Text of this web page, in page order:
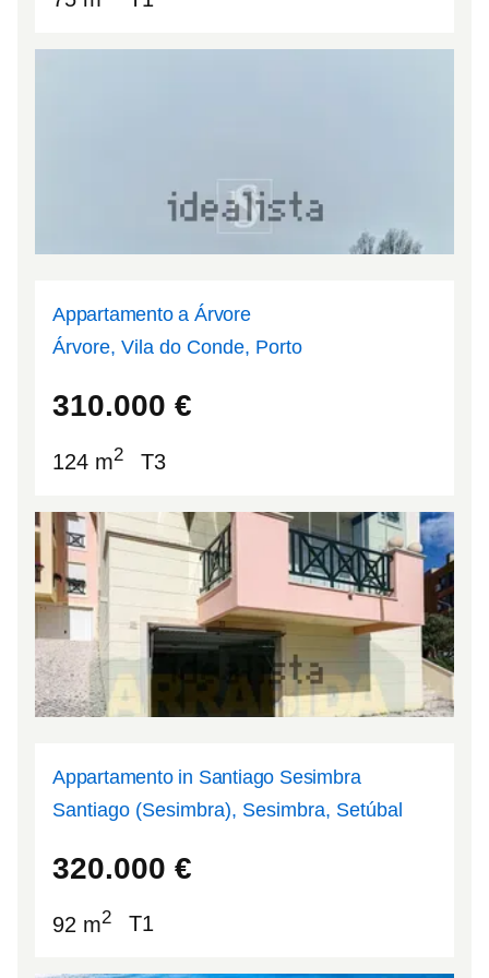
Appartamento a Árvore
Árvore, Vila do Conde, Porto
310.000 €
124 m2 T3
Appartamento in Santiago Sesimbra
Santiago (Sesimbra), Sesimbra, Setúbal
320.000 €
92 m2 T1